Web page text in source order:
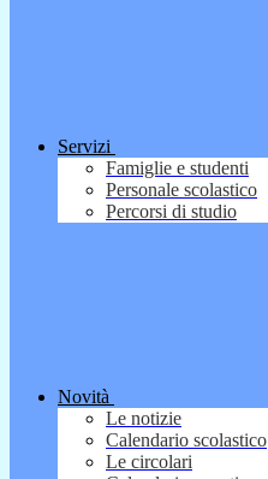
Servizi
Famiglie e studenti
Personale scolastico
Percorsi di studio
Novità
Le notizie
Calendario scolastico
Le circolari